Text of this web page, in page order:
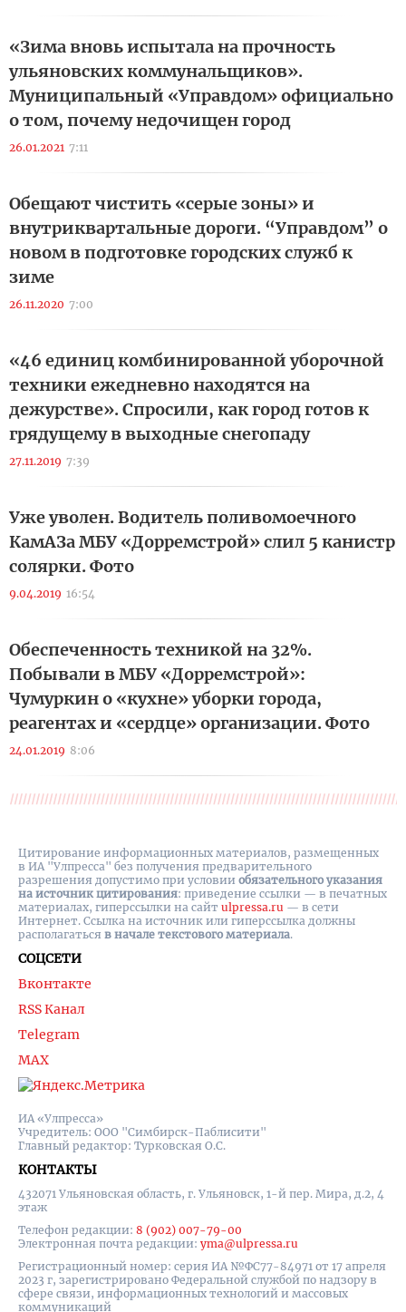
«Зима вновь испытала на прочность
ульяновских коммунальщиков».
Муниципальный «Управдом» официально
о том, почему недочищен город
26.01.2021 7:11
Обещают чистить «серые зоны» и
внутриквартальные дороги. “Управдом” о
новом в подготовке городских служб к
зиме
26.11.2020 7:00
«46 единиц комбинированной уборочной
техники ежедневно находятся на
дежурстве». Спросили, как город готов к
грядущему в выходные снегопаду
27.11.2019 7:39
Уже уволен. Водитель поливомоечного
КамАЗа МБУ «Дорремстрой» слил 5 канистр
солярки. Фото
9.04.2019 16:54
Обеспеченность техникой на 32%.
Побывали в МБУ «Дорремстрой»:
Чумуркин о «кухне» уборки города,
реагентах и «сердце» организации. Фото
24.01.2019 8:06
ИА «Улпресса»
Учредитель: ООО "Симбирск-Паблисити"
Главный редактор: Турковская О.С.
КОНТАКТЫ
432071 Ульяновская область, г. Ульяновск, 1-й пер. Мира, д.2, 4
этаж
Телефон редакции: 8 (902) 007-79-00
Электронная почта редакции: yma@ulpressa.ru
Регистрационный номер: серия ИА №ФС77-84971 от 17 апреля
2023 г, зарегистрировано Федеральной службой по надзору в
сфере связи, информационных технологий и массовых
коммуникаций
СОЦСЕТИ
Вконтакте
RSS Канал
Telegram
MAX
Цитирование информационных материалов, размещенных
в ИА "Улпресса" без получения предварительного
разрешения допустимо при условии обязательного указания
на источник цитирования: приведение ссылки — в печатных
материалах, гиперссылки на cайт ulpressa.ru — в сети
Интернет. Ссылка на источник или гиперссылка должны
располагаться в начале текстового материала.